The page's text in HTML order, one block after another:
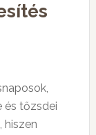
és tőzsdei
hiszen